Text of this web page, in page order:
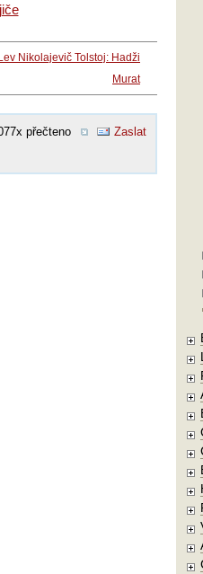
Nikolajevič Tolstoj: Hadži
Murat
přečteno
Zaslat